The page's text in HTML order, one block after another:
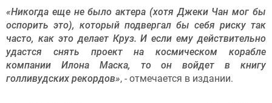
«Никогда еще не было актера (хотя Джеки Чан мог бы
оспорить это), который подвергал бы себя риску так
часто, как это делает Круз. И если ему действительно
удастся снять проект на космическом корабле
компании Илона Маска, то он войдет в книгу
голливудских рекордов», - отмечается в издании.